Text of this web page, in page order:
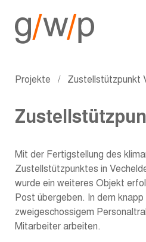
Projekte / Zustellstützpunkt
Mit der Fertigstellung des
Zustellstützpunktes in
wurde ein weiteres Objekt
Post übergeben. In dem
zweigeschossigem
Mitarbeiter arbeiten.